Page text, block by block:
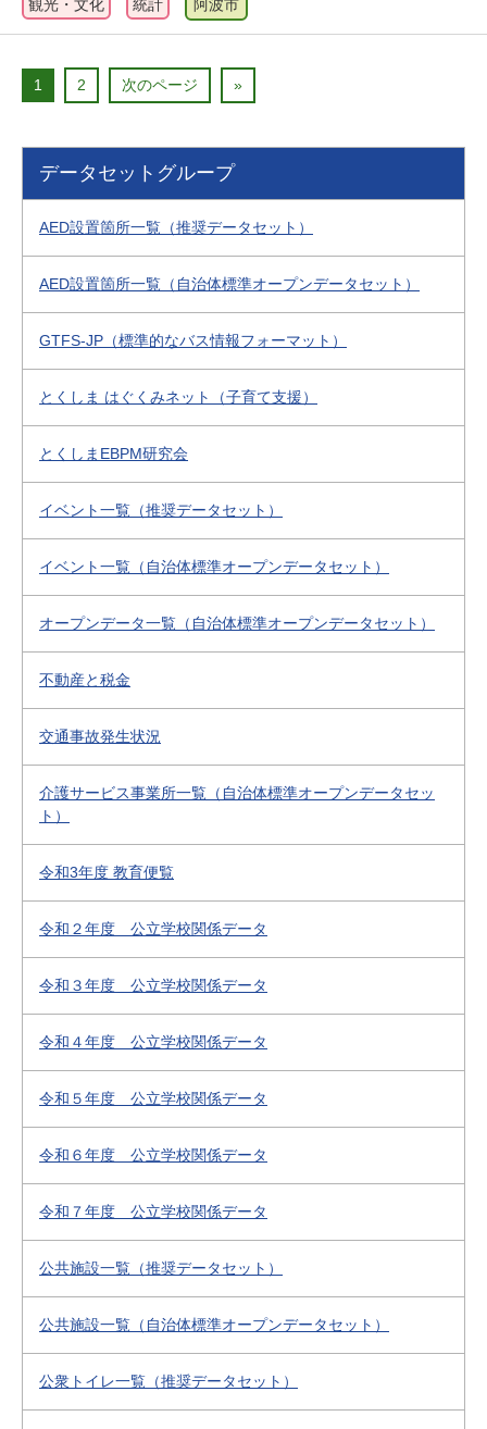
観光・文化 統計 阿波市
1 2 次のページ »
データセットグループ
AED設置箇所一覧（推奨データセット）
AED設置箇所一覧（自治体標準オープンデータセット）
GTFS-JP（標準的なバス情報フォーマット）
とくしま はぐくみネット（子育て支援）
とくしまEBPM研究会
イベント一覧（推奨データセット）
イベント一覧（自治体標準オープンデータセット）
オープンデータ一覧（自治体標準オープンデータセット）
不動産と税金
交通事故発生状況
介護サービス事業所一覧（自治体標準オープンデータセッ
ト）
令和3年度 教育便覧
令和２年度 公立学校関係データ
令和３年度 公立学校関係データ
令和４年度 公立学校関係データ
令和５年度 公立学校関係データ
令和６年度 公立学校関係データ
令和７年度 公立学校関係データ
公共施設一覧（推奨データセット）
公共施設一覧（自治体標準オープンデータセット）
公衆トイレ一覧（推奨データセット）